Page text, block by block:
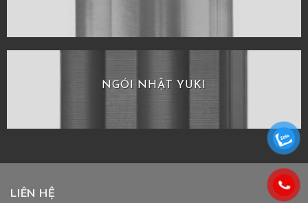
NGÓI NHẬT YUKI
LIÊN HỆ